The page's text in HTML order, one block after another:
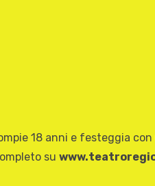
18 anni e festeggia
su